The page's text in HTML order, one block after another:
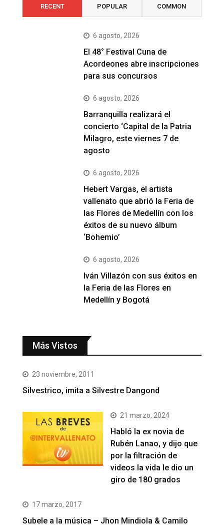
RECENT POPULAR COMMON
6 agosto, 2026
El 48° Festival Cuna de
Acordeones abre inscripciones
para sus concursos
6 agosto, 2026
Barranquilla realizará el
concierto ‘Capital de la Patria
Milagro, este viernes 7 de
agosto
6 agosto, 2026
Hebert Vargas, el artista
vallenato que abrió la Feria de
las Flores de Medellín con los
éxitos de su nuevo álbum
‘Bohemio’
6 agosto, 2026
Iván Villazón con sus éxitos en
la Feria de las Flores en
Medellín y Bogotá
Más Vistos
23 noviembre, 2011
Silvestrico, imita a Silvestre Dangond
21 marzo, 2024
Habló la ex novia de
Rubén Lanao, y dijo que
por la filtración de
videos la vida le dio un
giro de 180 grados
17 marzo, 2017
Subele a la música – Jhon Mindiola & Camilo